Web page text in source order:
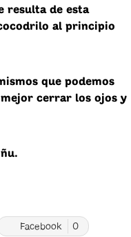
resulta de esta
al principio
que podemos
mejor cerrar los ojos y
Facebook 0